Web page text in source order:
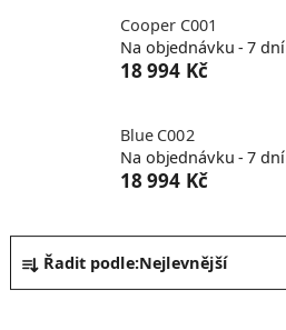
Cooper C001
Na objednávku - 7 dní
18 994 Kč
Blue C002
Na objednávku - 7 dní
18 994 Kč
Ř
z
Řadit podle:Nejlevnější